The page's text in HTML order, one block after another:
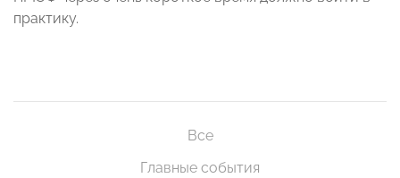
практику.
Все
Главные события